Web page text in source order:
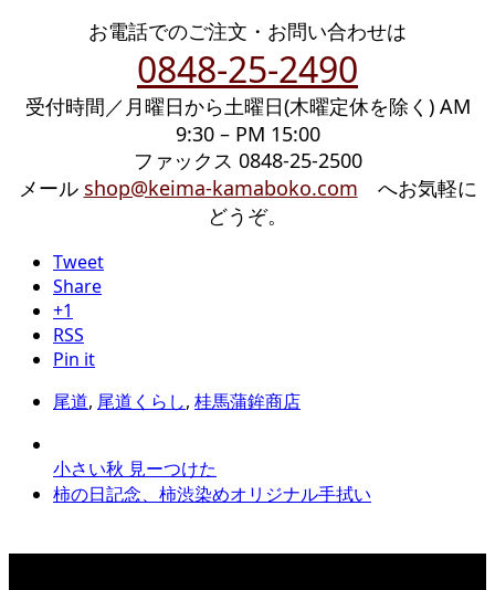
お電話でのご注文・お問い合わせは
0848-25-2490
受付時間／月曜日から土曜日(木曜定休を除く) AM
9:30 – PM 15:00
ファックス 0848-25-2500
メール shop@keima-kamaboko.com へお気軽に
どうぞ。
Tweet
Share
+1
RSS
Pin it
尾道, 尾道くらし, 桂馬蒲鉾商店
小さい秋 見ーつけた
柿の日記念、柿渋染めオリジナル手拭い